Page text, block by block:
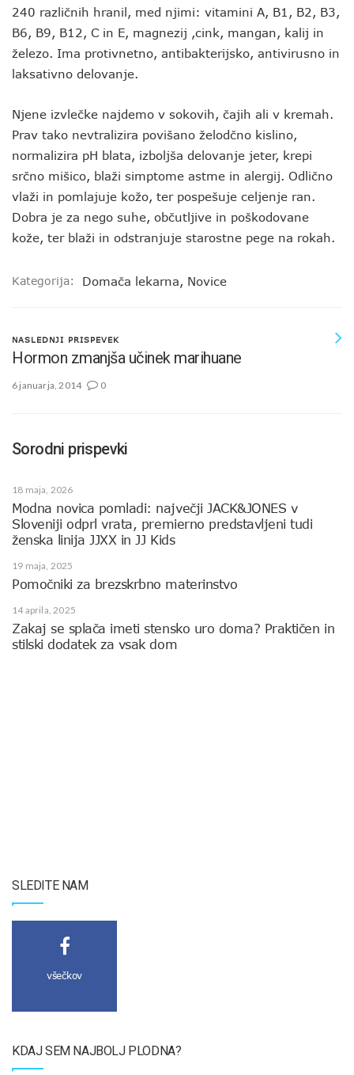
240 različnih hranil, med njimi: vitamini A, B1, B2, B3,
B6, B9, B12, C in E, magnezij ,cink, mangan, kalij in
železo. Ima protivnetno, antibakterijsko, antivirusno in
laksativno delovanje.
Njene izvlečke najdemo v sokovih, čajih ali v kremah.
Prav tako nevtralizira povišano želodčno kislino,
normalizira pH blata, izboljša delovanje jeter, krepi
srčno mišico, blaži simptome astme in alergij. Odlično
vlaži in pomlajuje kožo, ter pospešuje celjenje ran.
Dobra je za nego suhe, občutljive in poškodovane
kože, ter blaži in odstranjuje starostne pege na rokah.
Kategorija: Domača lekarna, Novice
NASLEDNJI PRISPEVEK
Hormon zmanjša učinek marihuane
6 januarja, 2014 0
Sorodni prispevki
18 maja, 2026
Modna novica pomladi: največji JACK&JONES v
Sloveniji odprl vrata, premierno predstavljeni tudi
ženska linija JJXX in JJ Kids
19 maja, 2025
Pomočniki za brezskrbno materinstvo
14 aprila, 2025
Zakaj se splača imeti stensko uro doma? Praktičen in
stilski dodatek za vsak dom
SLEDITE NAM
všečkov
KDAJ SEM NAJBOLJ PLODNA?